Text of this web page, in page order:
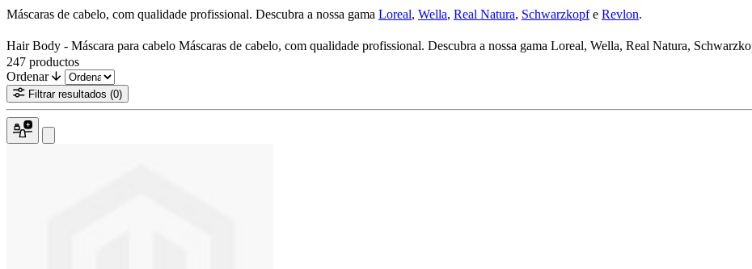
Máscaras de cabelo, com qualidade profissional. Descubra a nossa gama Loreal, Wella, Real Natura, Schwarzkopfe Revlon.
Hair Body - Máscara para cabelo Máscaras de cabelo, com qualidade profissional. Descubra a nossa gama Loreal, Wella, Real Natura,
247 productos
Ordenar
Filtrar resultados (0)